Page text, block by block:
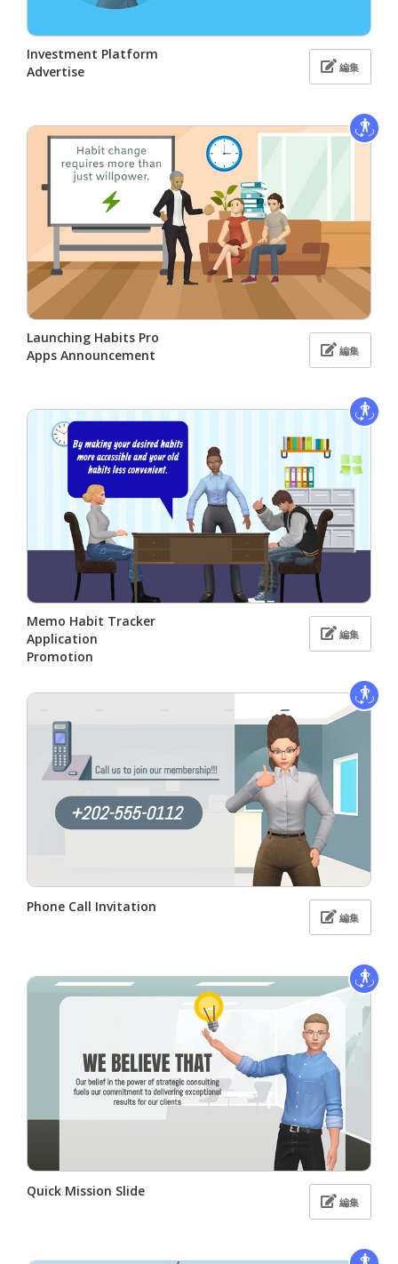
Investment Platform
Advertise
編集
Launching Habits Pro
Apps Announcement
編集
Memo Habit Tracker
Application
Promotion
編集
Phone Call Invitation
編集
Quick Mission Slide
編集